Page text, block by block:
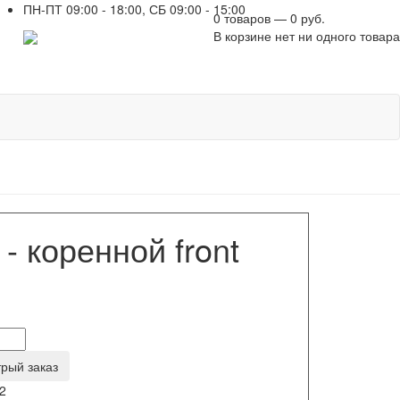
ПН-ПТ 09:00 - 18:00, СБ 09:00 - 15:000 товаров — 0 руб.
В корзине нет ни одного товара
коренной front
заказ